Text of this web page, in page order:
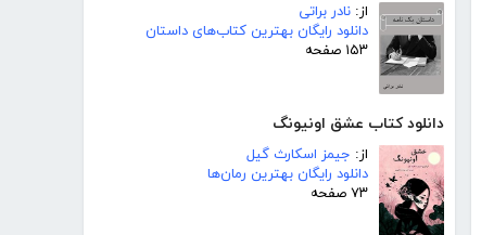
از: نادر براتی
دانلود رایگان بهترین کتاب‌های داستان
۱۵۳ صفحه
دانلود کتاب عشق اونیونگ
از: جیمز اسکارث گیل
دانلود رایگان بهترین رمان‌ها
۷۳ صفحه